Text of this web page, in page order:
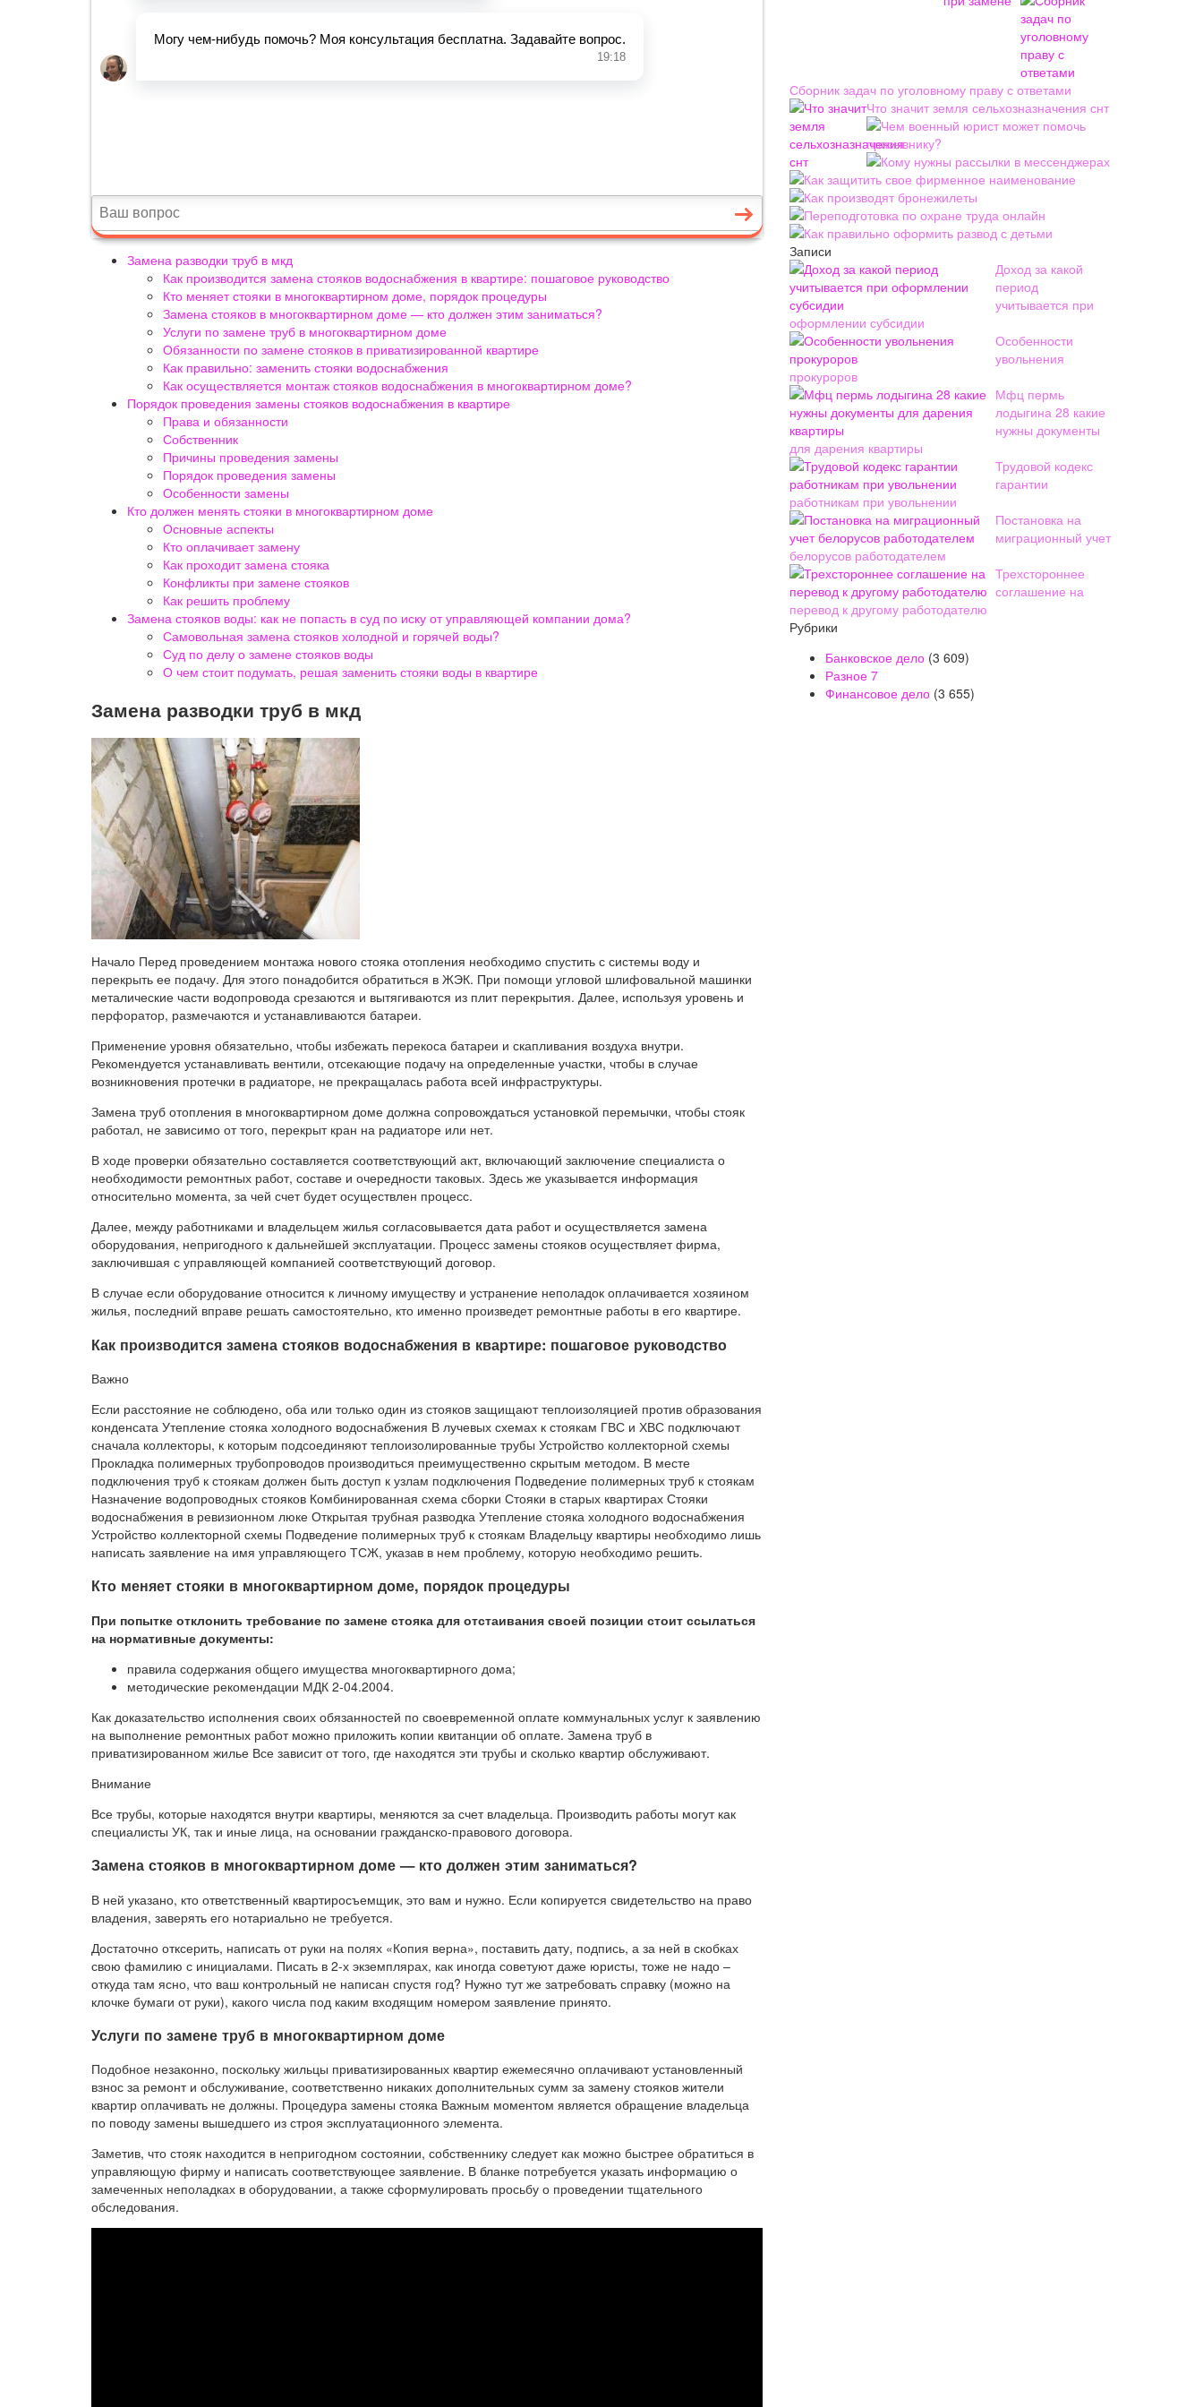
Замена разводки труб в мкд
Как производится замена стояков водоснабжения в квартире: пошаговое руководство
Кто меняет стояки в многоквартирном доме, порядок процедуры
Замена стояков в многоквартирном доме — кто должен этим заниматься?
Услуги по замене труб в многоквартирном доме
Обязанности по замене стояков в приватизированной квартире
Как правильно: заменить стояки водоснабжения
Как осуществляется монтаж стояков водоснабжения в многоквартирном доме?
Порядок проведения замены стояков водоснабжения в квартире
Права и обязанности
Собственник
Причины проведения замены
Порядок проведения замены
Особенности замены
Кто должен менять стояки в многоквартирном доме
Основные аспекты
Кто оплачивает замену
Как проходит замена стояка
Конфликты при замене стояков
Как решить проблему
Замена стояков воды: как не попасть в суд по иску от управляющей компании дома?
Самовольная замена стояков холодной и горячей воды?
Суд по делу о замене стояков воды
О чем стоит подумать, решая заменить стояки воды в квартире
Замена разводки труб в мкд
Начало Перед проведением монтажа нового стояка отопления необходимо спустить с системы воду и
перекрыть ее подачу. Для этого понадобится обратиться в ЖЭК. При помощи угловой шлифовальной машинки
металические части водопровода срезаются и вытягиваются из плит перекрытия. Далее, используя уровень и
перфоратор, размечаются и устанавливаются батареи.
Применение уровня обязательно, чтобы избежать перекоса батареи и скапливания воздуха внутри.
Рекомендуется устанавливать вентили, отсекающие подачу на определенные участки, чтобы в случае
возникновения протечки в радиаторе, не прекращалась работа всей инфраструктуры.
Замена труб отопления в многоквартирном доме должна сопровождаться установкой перемычки, чтобы стояк
работал, не зависимо от того, перекрыт кран на радиаторе или нет.
В ходе проверки обязательно составляется соответствующий акт, включающий заключение специалиста о
необходимости ремонтных работ, составе и очередности таковых. Здесь же указывается информация
относительно момента, за чей счет будет осуществлен процесс.
Далее, между работниками и владельцем жилья согласовывается дата работ и осуществляется замена
оборудования, непригодного к дальнейшей эксплуатации. Процесс замены стояков осуществляет фирма,
заключившая с управляющей компанией соответствующий договор.
В случае если оборудование относится к личному имуществу и устранение неполадок оплачивается хозяином
жилья, последний вправе решать самостоятельно, кто именно произведет ремонтные работы в его квартире.
Как производится замена стояков водоснабжения в квартире: пошаговое руководство
Важно
Если расстояние не соблюдено, оба или только один из стояков защищают теплоизоляцией против образования
конденсата Утепление стояка холодного водоснабжения В лучевых схемах к стоякам ГВС и ХВС подключают
сначала коллекторы, к которым подсоединяют теплоизолированные трубы Устройство коллекторной схемы
Прокладка полимерных трубопроводов производиться преимущественно скрытым методом. В месте
подключения труб к стоякам должен быть доступ к узлам подключения Подведение полимерных труб к стоякам
Назначение водопроводных стояков Комбинированная схема сборки Стояки в старых квартирах Стояки
водоснабжения в ревизионном люке Открытая трубная разводка Утепление стояка холодного водоснабжения
Устройство коллекторной схемы Подведение полимерных труб к стоякам Владельцу квартиры необходимо лишь
написать заявление на имя управляющего ТСЖ, указав в нем проблему, которую необходимо решить.
Кто меняет стояки в многоквартирном доме, порядок процедуры
При попытке отклонить требование по замене стояка для отстаивания своей позиции стоит ссылаться
на нормативные документы:
правила содержания общего имущества многоквартирного дома;
методические рекомендации МДК 2-04.2004.
Как доказательство исполнения своих обязанностей по своевременной оплате коммунальных услуг к заявлению
на выполнение ремонтных работ можно приложить копии квитанции об оплате. Замена труб в
приватизированном жилье Все зависит от того, где находятся эти трубы и сколько квартир обслуживают.
Внимание
Все трубы, которые находятся внутри квартиры, меняются за счет владельца. Производить работы могут как
специалисты УК, так и иные лица, на основании гражданско-правового договора.
Замена стояков в многоквартирном доме — кто должен этим заниматься?
В ней указано, кто ответственный квартиросъемщик, это вам и нужно. Если копируется свидетельство на право
владения, заверять его нотариально не требуется.
Достаточно отксерить, написать от руки на полях «Копия верна», поставить дату, подпись, а за ней в скобках
свою фамилию с инициалами. Писать в 2-х экземплярах, как иногда советуют даже юристы, тоже не надо –
откуда там ясно, что ваш контрольный не написан спустя год? Нужно тут же затребовать справку (можно на
клочке бумаги от руки), какого числа под каким входящим номером заявление принято.
Услуги по замене труб в многоквартирном доме
Подобное незаконно, поскольку жильцы приватизированных квартир ежемесячно оплачивают установленный
взнос за ремонт и обслуживание, соответственно никаких дополнительных сумм за замену стояков жители
квартир оплачивать не должны. Процедура замены стояка Важным моментом является обращение владельца
по поводу замены вышедшего из строя эксплуатационного элемента.
Заметив, что стояк находится в непригодном состоянии, собственнику следует как можно быстрее обратиться в
управляющую фирму и написать соответствующее заявление. В бланке потребуется указать информацию о
замеченных неполадках в оборудовании, а также сформулировать просьбу о проведении тщательного
обследования.
Сборник задач по уголовному праву с ответами
Что значит земля сельхозназначения снт
Чем военный юрист может помочь
призывнику?
Кому нужны рассылки в мессенджерах
Как защитить свое фирменное наименование
Как производят бронежилеты
Переподготовка по охране труда онлайн
Как правильно оформить развод с детьми
Записи
Доход за какой
период
учитывается при
оформлении субсидии
Особенности
увольнения
прокуроров
Мфц пермь
лодыгина 28 какие
нужны документы
для дарения квартиры
Трудовой кодекс
гарантии
работникам при увольнении
Постановка на
миграционный учет
белорусов работодателем
Трехстороннее
соглашение на
перевод к другому работодателю
Рубрики
Банковское дело (3 609)
Разное 7
Финансовое дело (3 655)